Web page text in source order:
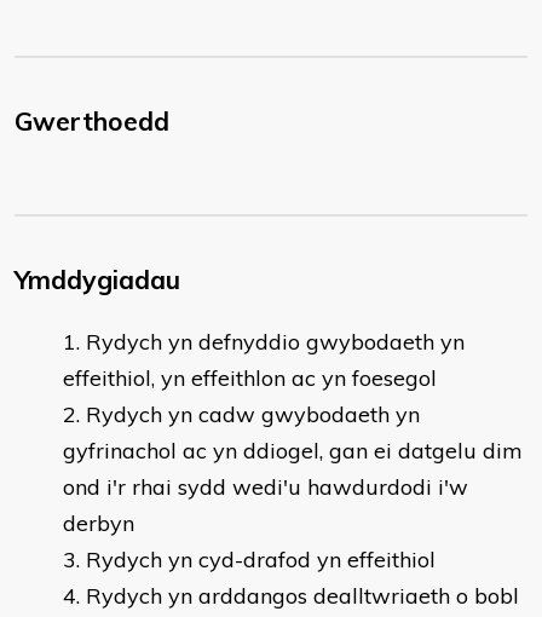
Gwerthoedd
Ymddygiadau
Rydych yn defnyddio gwybodaeth yn
effeithiol, yn effeithlon ac yn foesegol
Rydych yn cadw gwybodaeth yn
gyfrinachol ac yn ddiogel, gan ei datgelu dim
ond i'r rhai sydd wedi'u hawdurdodi i'w
derbyn
Rydych yn cyd-drafod yn effeithiol
Rydych yn arddangos dealltwriaeth o bobl